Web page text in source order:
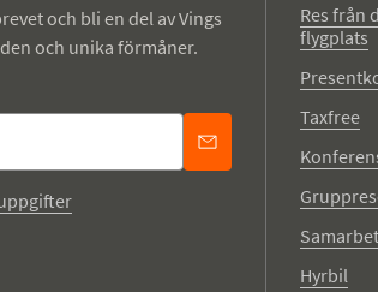
och bli en del av Vings
och unika förmåner.
Res från
flygplats
Taxfree
Hyrbil